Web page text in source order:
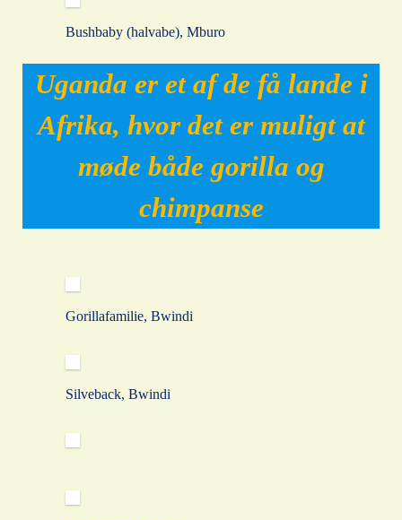
Bushbaby (halvabe), Mburo
Uganda er et af de få lande i
Afrika, hvor det er muligt at
møde både gorilla og
chimpanse
Gorillafamilie, Bwindi
Silveback, Bwindi